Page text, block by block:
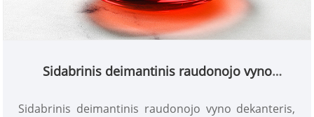
Sidabrinis deimantinis raudonojo vyno
Sidabrinis deimantinis raudonojo vyno dekanteris,